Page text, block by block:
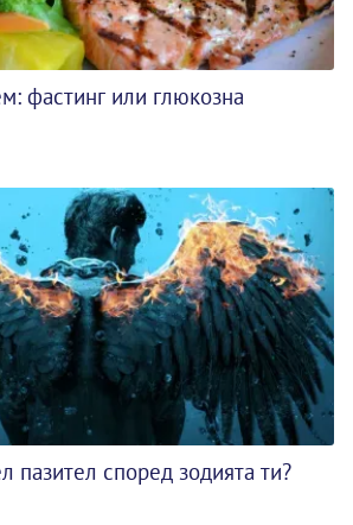
фастинг или глюкозна
пазител според зодията ти?